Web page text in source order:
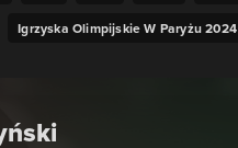
Igrzyska Olimpijskie W Paryżu 2024